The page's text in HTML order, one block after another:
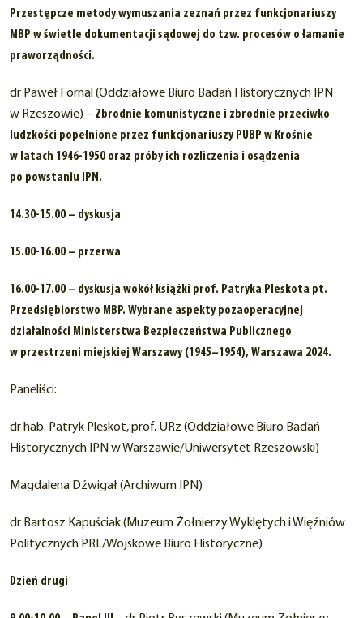
Przestępcze metody wymuszania zeznań przez funkcjonariuszy
MBP w świetle dokumentacji sądowej do tzw. procesów o łamanie
praworządności.
dr Paweł Fornal (Oddziałowe Biuro Badań Historycznych IPN
w Rzeszowie) – Zbrodnie komunistyczne i zbrodnie przeciwko
ludzkości popełnione przez funkcjonariuszy PUBP w Krośnie
w latach 1946-1950 oraz próby ich rozliczenia i osądzenia
po powstaniu IPN.
14.30-15.00 – dyskusja
15.00-16.00 – przerwa
16.00-17.00 – dyskusja wokół książki prof. Patryka Pleskota pt.
Przedsiębiorstwo MBP. Wybrane aspekty pozaoperacyjnej
działalności Ministerstwa Bezpieczeństwa Publicznego
w przestrzeni miejskiej Warszawy (1945–1954), Warszawa 2024.
Paneliści:
dr hab. Patryk Pleskot, prof. URz (Oddziałowe Biuro Badań
Historycznych IPN w Warszawie/Uniwersytet Rzeszowski)
Magdalena Dźwigał (Archiwum IPN)
dr Bartosz Kapuściak (Muzeum Żołnierzy Wyklętych i Więźniów
Politycznych PRL/Wojskowe Biuro Historyczne)
Dzień drugi